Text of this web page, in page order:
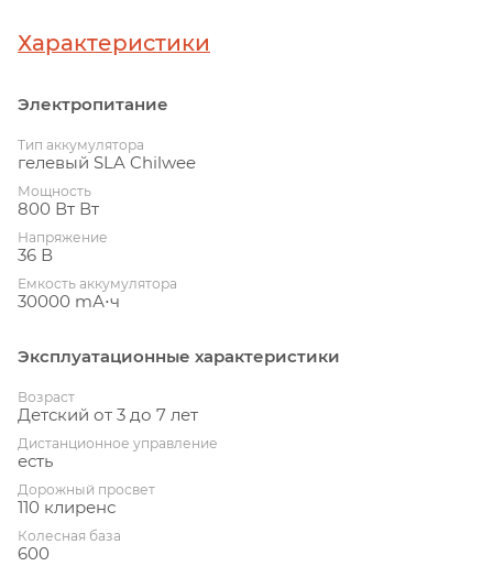
Характеристики
Электропитание
Тип аккумулятора
гелевый SLA Chilwee
Мощность
800 Вт Вт
Напряжение
36 В
Емкость аккумулятора
30000 mА⋅ч
Эксплуатационные характеристики
Возраст
Детский от 3 до 7 лет
Дистанционное управление
есть
Дорожный просвет
110 клиренс
Колесная база
600